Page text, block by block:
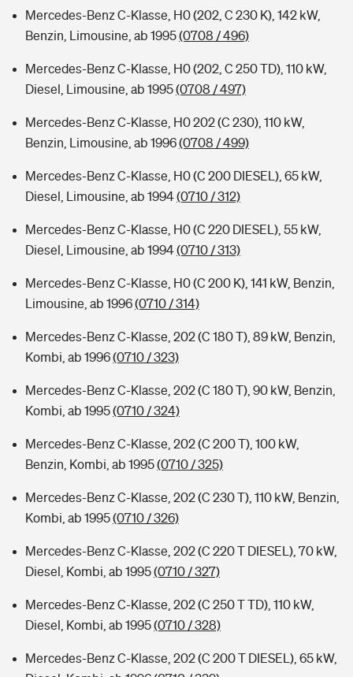
Mercedes-Benz C-Klasse, H0 (202, C 230 K), 142 kW,
Benzin, Limousine, ab 1995(0708 / 496)
Mercedes-Benz C-Klasse, H0 (202, C 250 TD), 110 kW,
Diesel, Limousine, ab 1995(0708 / 497)
Mercedes-Benz C-Klasse, H0 202 (C 230), 110 kW,
Benzin, Limousine, ab 1996(0708 / 499)
Mercedes-Benz C-Klasse, H0 (C 200 DIESEL), 65 kW,
Diesel, Limousine, ab 1994(0710 / 312)
Mercedes-Benz C-Klasse, H0 (C 220 DIESEL), 55 kW,
Diesel, Limousine, ab 1994(0710 / 313)
Mercedes-Benz C-Klasse, H0 (C 200 K), 141 kW, Benzin,
Limousine, ab 1996(0710 / 314)
Mercedes-Benz C-Klasse, 202 (C 180 T), 89 kW, Benzin,
Kombi, ab 1996(0710 / 323)
Mercedes-Benz C-Klasse, 202 (C 180 T), 90 kW, Benzin,
Kombi, ab 1995(0710 / 324)
Mercedes-Benz C-Klasse, 202 (C 200 T), 100 kW,
Benzin, Kombi, ab 1995(0710 / 325)
Mercedes-Benz C-Klasse, 202 (C 230 T), 110 kW, Benzin,
Kombi, ab 1995(0710 / 326)
Mercedes-Benz C-Klasse, 202 (C 220 T DIESEL), 70 kW,
Diesel, Kombi, ab 1995(0710 / 327)
Mercedes-Benz C-Klasse, 202 (C 250 T TD), 110 kW,
Diesel, Kombi, ab 1995(0710 / 328)
Mercedes-Benz C-Klasse, 202 (C 200 T DIESEL), 65 kW,